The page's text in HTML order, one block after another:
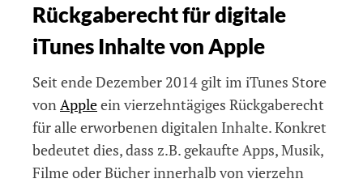
Apps,
und
so
funktionierts
Rückgaberecht für digitale
iTunes Inhalte von Apple
Seit ende Dezember 2014 gilt im iTunes Store
vonAppleein vierzehntägiges Rückgaberecht
für alle erworbenen digitalen Inhalte. Konkret
bedeutet dies, dass z.B. gekaufte Apps, Musik,
Filme oder Bücher innerhalb von vierzehn